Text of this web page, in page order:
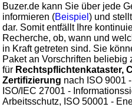
Buzer.de kann Sie über jede
informieren (Beispiel) und
dar. Somit entfällt Ihre
Recherche, ob, wann und
in Kraft getreten sind. Sie
Paket an Vorschriften
für Rechtspflichtenkataster,
Zertifizierung nach ISO 9001
ISO/IEC 27001 -
Arbeitsschutz, ISO 50001 -